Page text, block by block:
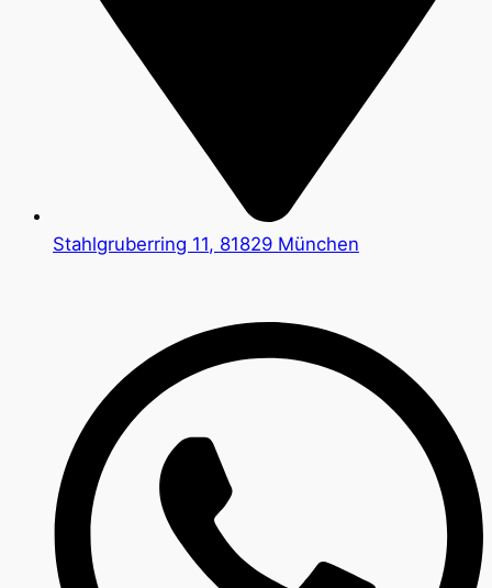
Stahlgruberring 11, 81829 München